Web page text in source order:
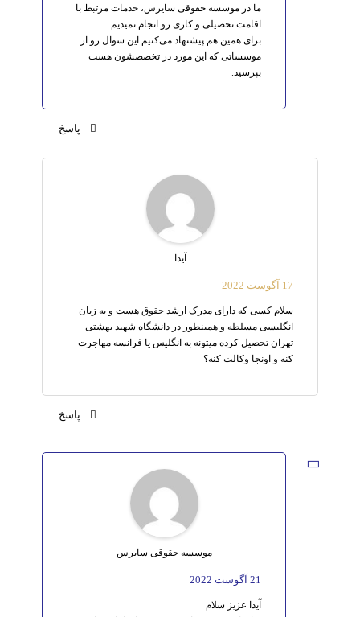
ما در موسسه حقوقی سایرس، خدمات مرتبط با
اقامت تحصیلی و کاری رو انجام نمیدیم.
برای همین هم پیشنهاد می‌کنیم این سوال رو از
موسساتی که این مورد در تخصصشون هست
بپرسید.
پاسخ
آیدا
17 آگوست 2022
سلام کسی که دارای مدرک ارشد حقوق هست و به زبان
انگلیسی مسلطه و همینطور در دانشگاه شهید بهشتی
تهران تحصیل کرده میتونه به انگلیس یا فرانسه مهاجرت
کنه و اونجا وکالت کنه؟
پاسخ
موسسه حقوقی سایرس
21 آگوست 2022
آیدا عزیز سلام